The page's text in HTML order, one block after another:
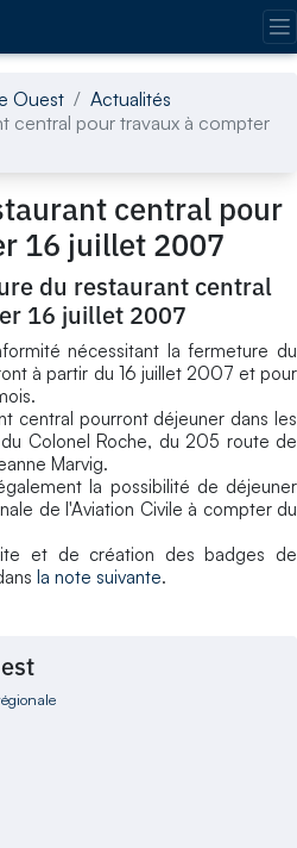
Ouest
Actualités
central pour travaux à compter
central pour
16 juillet 2007
du restaurant central
16 juillet 2007
nécessitant la fermeture du
à partir du 16 juillet 2007 et pour
central pourront déjeuner dans les
Colonel Roche, du 205 route de
Marvig.
la possibilité de déjeuner
de l'Aviation Civile à compter du
et de création des badges de
la note suivante.